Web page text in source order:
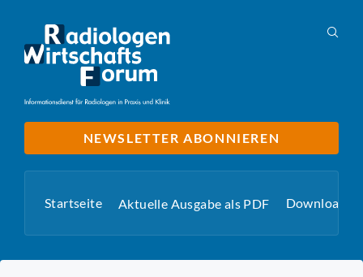
NEWSLETTER ABONNIEREN
Startseite Aktuelle Ausgabe als PDF Downloads